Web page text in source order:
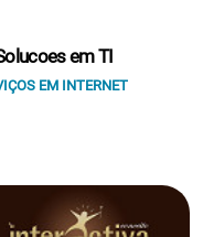
em TI
EM INTERNET